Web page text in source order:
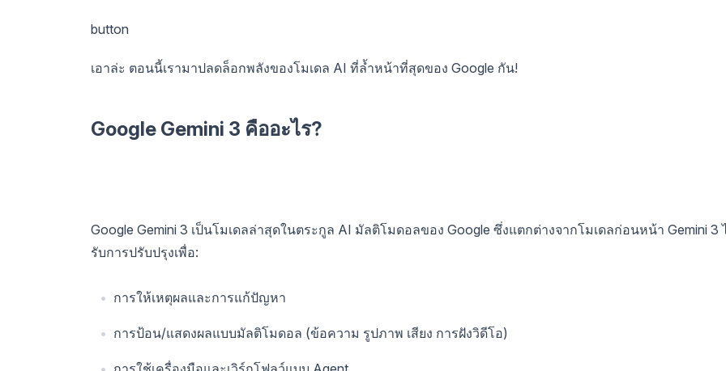
button
เอาล่ะ ตอนนี้เรามาปลดล็อกพลังของโมเดล AI ที่ล้ำหน้าที่สุดของ Google กัน!
Google Gemini 3 คืออะไร?
Google Gemini 3 เป็นโมเดลล่าสุดในตระกูล AI มัลติโมดอลของ Google ซึ่งแตกต่างจากโมเดลก่อนหน้า Gemini 3
รับการปรับปรุงเพื่อ:
การให้เหตุผลและการแก้ปัญหา
การป้อน/แสดงผลแบบมัลติโมดอล (ข้อความ รูปภาพ เสียง การฝังวิดีโอ)